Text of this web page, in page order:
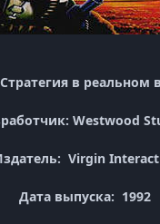
в реальном
Westwood
Virgin
Дата выпуска: 1992